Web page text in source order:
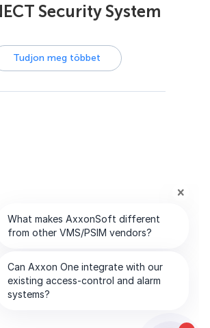
Security System
Tudjon meg többet